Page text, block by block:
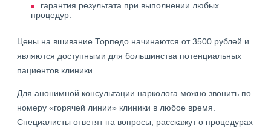
гарантия результата при выполнении любых
процедур.
Цены на вшивание Торпедо начинаются от 3500 рублей и
являются доступными для большинства потенциальных
пациентов клиники.
Для анонимной консультации нарколога можно звонить по
номеру «горячей линии» клиники в любое время.
Специалисты ответят на вопросы, расскажут о процедурах